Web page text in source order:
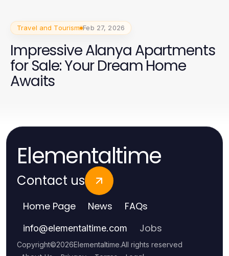
Travel and Tourism Feb 27, 2026
Impressive Alanya Apartments
for Sale: Your Dream Home
Awaits
Elementaltime
Contact us
Home Page News FAQs
info@elementaltime.com Jobs
Copyright©2026Elementaltime.All rights reserved